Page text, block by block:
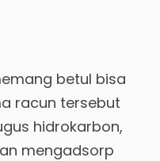
betul bisa
racun tersebut
hidrokarbon,
mengadsorp